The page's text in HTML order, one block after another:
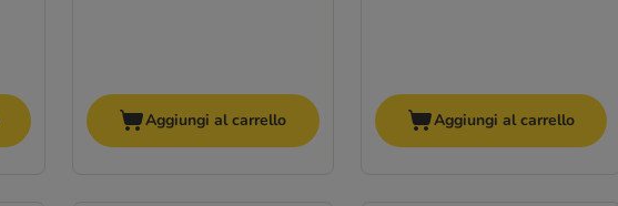
Aggiungi al carrello Aggiungi al carrello